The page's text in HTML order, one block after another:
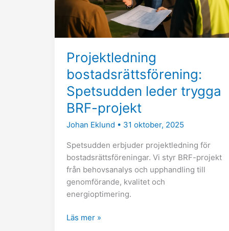
Projektledning
bostadsrättsförening:
Spetsudden leder trygga
BRF-projekt
Johan Eklund • 31 oktober, 2025
Spetsudden erbjuder projektledning för
bostadsrättsföreningar. Vi styr BRF-projekt
från behovsanalys och upphandling till
genomförande, kvalitet och
energioptimering.
projekt
Läs mer »